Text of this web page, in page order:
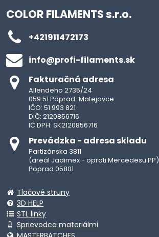
COLOR FILAMENTS s.r.o.
+421911472173
info​@profi-filaments​.sk
Fakturačná adresa
Allendeho 2735/24
059 51 Poprad-Matejovce
IČO: 51 993 821
DIČ: 2120856716
IČ DPH: SK2120856716
Prevádzka - adresa skladu
Partizánska 3811
(areál Jadimex - oproti Mercedesu PP)
Poprad 05801
Tlačové struny
3D HELP
STL linky
Sprievodca materiálmi